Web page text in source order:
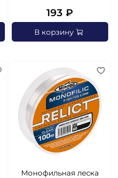
193 ₽
В корзину
Монофильная леска